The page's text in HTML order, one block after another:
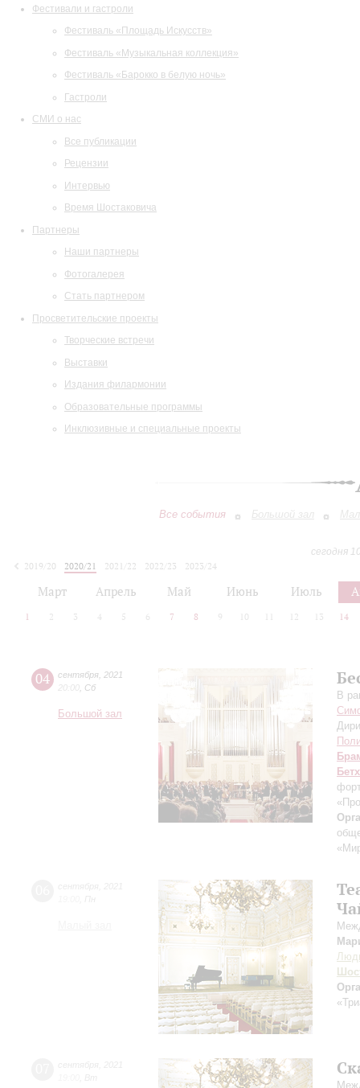
Фестивали и гастроли
Фестиваль «Площадь Искусств»
Фестиваль «Музыкальная коллекция»
Фестиваль «Барокко в белую ночь»
Гастроли
СМИ о нас
Все публикации
Рецензии
Интервью
Время Шостаковича
Партнеры
Наши партнеры
Фотогалерея
Стать партнером
Просветительские проекты
Творческие встречи
Выставки
Издания филармонии
Образовательные программы
Инклюзивные и специальные проекты
Все события Большой зал
сегодня
2019/20
2020/21 2021/22 2022/23
2023/24
Март Апрель Май Июнь Июль
1 2 3 4 5 6 7 8 9 10 12 13 14
04 сентября 2021
20:00 Сб
Большой зал
В